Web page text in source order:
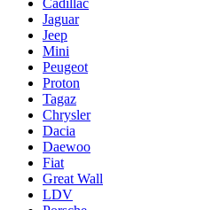
Jaguar
Jeep
Mini
Pеugеоt
Proton
Tagaz
Chrysler
Dacia
Daewoo
Fiat
Great Wall
LDV